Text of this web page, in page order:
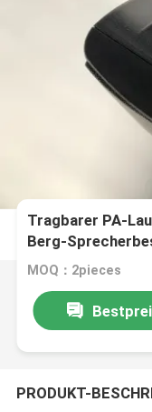
Tragbarer PA-
Berg-
Sprecherfachmann
MOQ：2pieces
PRODUKT-